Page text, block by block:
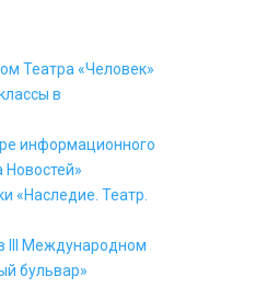
Театра «Человек»
в
информационного
Новостей»
«Наследие. Театр.
III Международном
бульвар»